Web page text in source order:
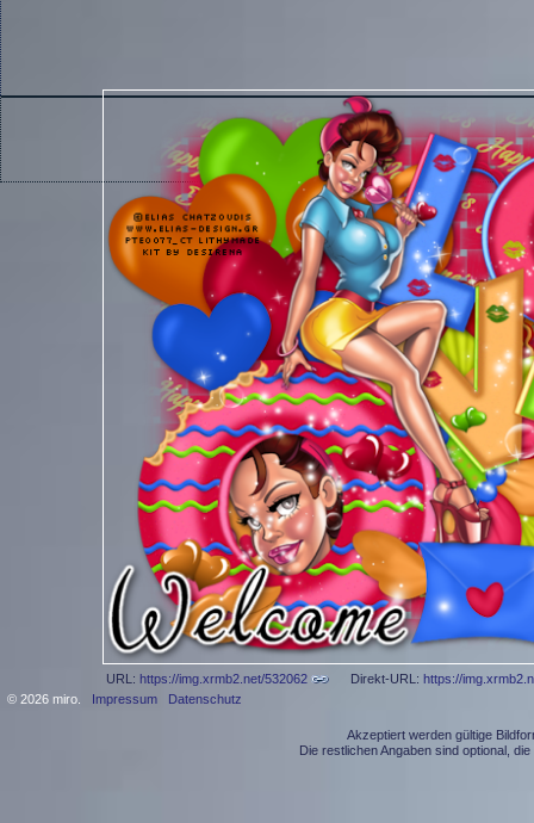
URL: https://img.xrmb2.net/532062 Direkt-URL: https://
© 2026 miro. Impressum Datenschutz
Akzeptiert werden gültige
Die restlichen Angaben sind optional,